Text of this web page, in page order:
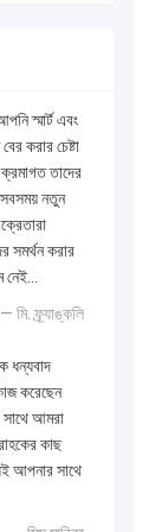
স্মার্ট এবং
করার চেষ্টা
তাদের
সবসময় নতুন
সমর্থন করার
নেই...
মি. ফ্র্যাঙ্কলি
ধন্যবাদ
করেছেন
আমরা
কাছ
আপনার সাথে